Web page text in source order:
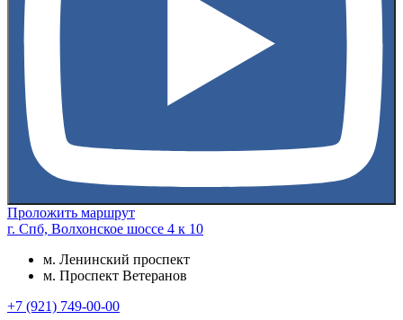
Проложить маршрут
г. Спб, Волхонское шоссе 4 к 10
м. Ленинский проспект
м. Проспект Ветеранов
+7 (921) 749-00-00